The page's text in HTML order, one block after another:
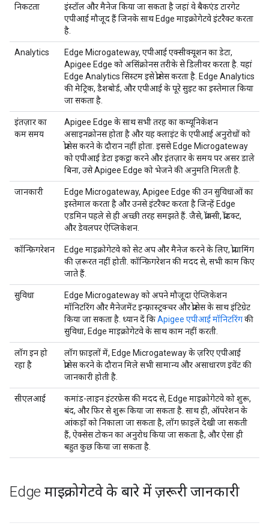
निकटता
इंस्टॉल और मैनेज किया जा सकता है जहां वे बैकएंड टारगेट
एपीआई मौजूद हैं जिनके साथ Edge माइक्रोगेटवे इंटरैक्ट करता
है.
Analytics
Edge Microgateway, एपीआई एक्सीक्यूशन का डेटा,
Apigee Edge को असिंक्रोनस तरीके से डिलीवर करता है. यहां
Edge Analytics सिस्टम इसे प्रोसेस करता है. Edge Analytics
की मेट्रिक, डैशबोर्ड, और एपीआई के पूरे सुइट का इस्तेमाल किया
जा सकता है.
इंतज़ार का
कम समय
Apigee Edge के साथ सभी तरह का कम्यूनिकेशन
असाइनक्रोनस होता है और यह क्लाइंट के एपीआई अनुरोधों को
प्रोसेस करने के दौरान नहीं होता. इससे Edge Microgateway
को एपीआई डेटा इकट्ठा करने और इंतज़ार के समय पर असर डाले
बिना, उसे Apigee Edge को भेजने की अनुमति मिलती है.
जानकारी
Edge Microgateway, Apigee Edge की उन सुविधाओं का
इस्तेमाल करता है और उनसे इंटरैक्ट करता है जिन्हें Edge
एडमिन पहले से ही अच्छी तरह समझते हैं. जैसे, प्रॉक्सी, प्रॉडक्ट,
और डेवलपर ऐप्लिकेशन.
कॉन्फ़िगरेशन
Edge माइक्रोगेटवे को सेट अप और मैनेज करने के लिए, प्रोग्रामिंग
की ज़रूरत नहीं होती. कॉन्फ़िगरेशन की मदद से, सभी काम किए
जाते हैं.
सुविधा
Edge Microgateway को अपने मौजूदा ऐप्लिकेशन
मॉनिटरिंग और मैनेजमेंट इन्फ़्रास्ट्रक्चर और प्रोसेस के साथ इंटिग्रेट
किया जा सकता है. ध्यान दें किApigee एपीआई मॉनिटरिंगकी
सुविधा, Edge माइक्रोगेटवे के साथ काम नहीं करती.
लॉग इन हो
रहा है
लॉग फ़ाइलों में, Edge Microgateway के ज़रिए एपीआई
प्रोसेस करने के दौरान मिले सभी सामान्य और असाधारण इवेंट की
जानकारी होती है.
सीएलआई
कमांड-लाइन इंटरफ़ेस की मदद से, Edge माइक्रोगेटवे को शुरू,
बंद, और फिर से शुरू किया जा सकता है. साथ ही, ऑपरेशन के
आंकड़ों को निकाला जा सकता है, लॉग फ़ाइलें देखी जा सकती
हैं, ऐक्सेस टोकन का अनुरोध किया जा सकता है, और ऐसा ही
बहुत कुछ किया जा सकता है.
Edge माइक्रोगेटवे के बारे में ज़रूरी जानकारी